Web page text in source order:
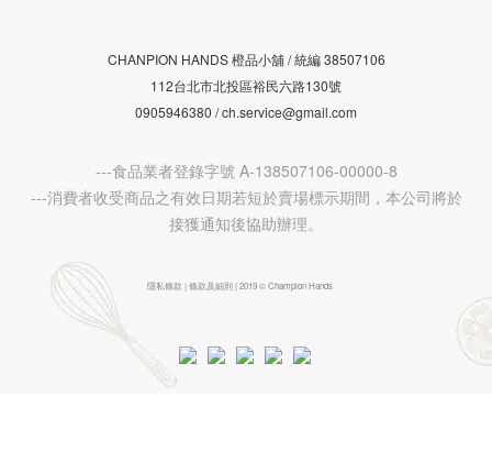
CHANPION HANDS 橙品小舖 /統編38507106
112台北市北投區裕民六路130號
0905946380 / ch.service@gmail.com
---食品業者登錄字號 A-138507106-00000-8
---消費者收受商品之有效日期若短於賣場標示期間，本公司將於
接獲通知後協助辦理。
隱私條款 | 條款及細則 | 2019 © Champion Hands